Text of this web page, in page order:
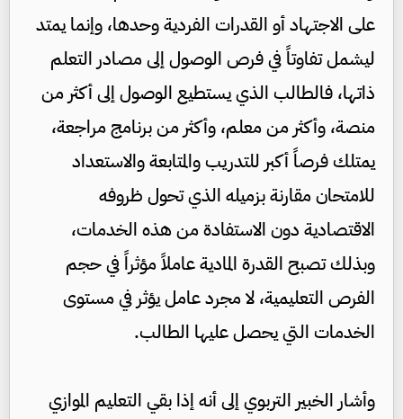
على الاجتهاد أو القدرات الفردية وحدها، وإنما يمتد
ليشمل تفاوتاً في فرص الوصول إلى مصادر التعلم
ذاتها، فالطالب الذي يستطيع الوصول إلى أكثر من
منصة، وأكثر من معلم، وأكثر من برنامج مراجعة،
يمتلك فرصاً أكبر للتدريب والمتابعة والاستعداد
للامتحان مقارنة بزميله الذي تحول ظروفه
الاقتصادية دون الاستفادة من هذه الخدمات،
وبذلك تصبح القدرة المادية عاملاً مؤثراً في حجم
الفرص التعليمية، لا مجرد عامل يؤثر في مستوى
الخدمات التي يحصل عليها الطالب.
وأشار الخبير التربوي إلى أنه إذا بقي التعليم الموازي